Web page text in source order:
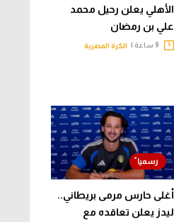
الأهلي يعلن رحيل محمد
علي بن رمضان
الكرة المصرية
أغلى حارس مرمى بريطاني..
ليدز يعلن تعاقده مع